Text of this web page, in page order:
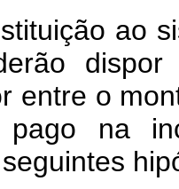
ao
entre o
na